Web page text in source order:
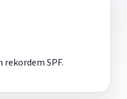
rekordem SPF.